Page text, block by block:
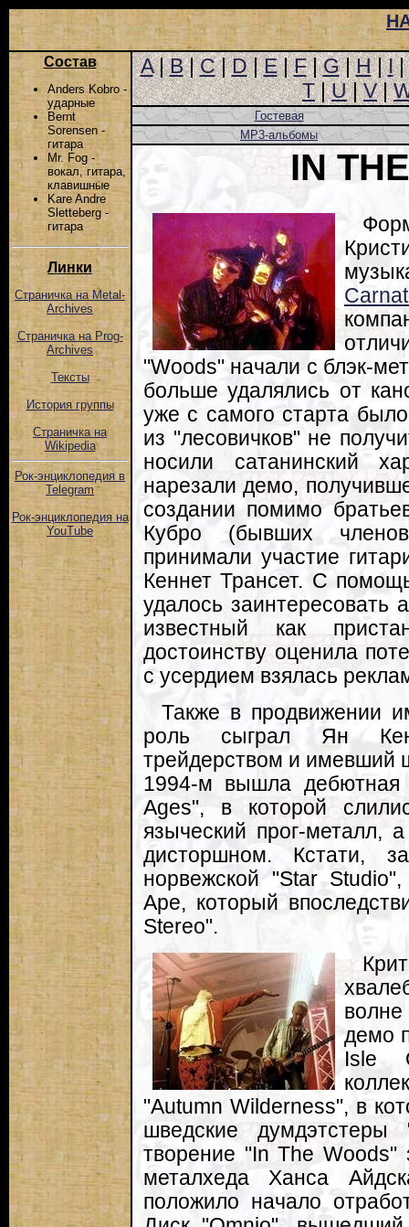
Состав
Anders Kobro -
ударные
Bernt
Sorensen -
гитара
Mr. Fog -
вокал, гитара,
клавишные
Kare Andre
Sletteberg -
гитара
Линки
Страничка на Metal-
Archives
Страничка на Prog-
Archives
Тексты
История группы
Страничка на
Wikipedia
Рок-энциклопедия в
Telegram
Рок-энциклопедия на
YouTube
A|B|C|D|E|F|G|H|I|
T|U|V|
Гостевая
MP3-альбомы
IN
"Woods" начали с блэк-
больше удалялись от
уже с самого старта
из "лесовичков" не
носили сатанинский
нарезали демо,
создании помимо
Кубро (бывших
принимали участие
Кеннет Трансет. С
удалось заинтересовать
известный как
достоинству оценила
с усердием взялась
Также в продвижении
роль сыграл Ян
трейдерством и имевший
1994-м вышла дебютная
Ages", в которой
языческий прог-металл,
дисторшном. Кстати,
норвежской "Star
Аре, который
Stereo".
демо
Isle
"Autumn Wilderness", в
шведские думдэтстеры
творение "In The Woods"
металхеда Ханса
положило начало